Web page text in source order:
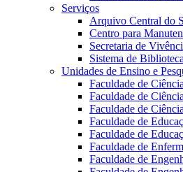
Serviços
Arquivo Central do
Centro para
Secretaria de
Sistema de
Unidades de Ensino e
Faculdade de
Faculdade de
Faculdade de
Faculdade de
Faculdade de
Faculdade de
Faculdade de